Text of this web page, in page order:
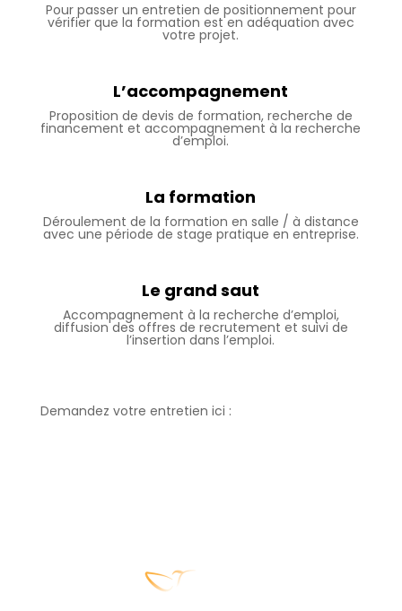
Pour passer un entretien de positionnement pour
vérifier que la formation est en adéquation avec
votre projet.
L’accompagnement
Proposition de devis de formation, recherche de
financement et accompagnement à la recherche
d’emploi.
La formation
Déroulement de la formation en salle / à distance
avec une période de stage pratique en entreprise.
Le grand saut
Accompagnement à la recherche d’emploi,
diffusion des offres de recrutement et suivi de
l’insertion dans l’emploi.
Demandez votre entretien ici :